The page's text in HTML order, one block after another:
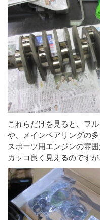
これらだけを見ると、フ
や、メインベアリングの
スポーツ用エンジンの雰
カッコ良く見えるのですが